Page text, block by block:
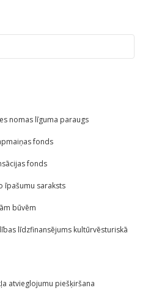
nomas līguma paraugs
fonds
fonds
īpašumu saraksts
būvēm
līdzfinansējums kultūrvēsturiskā
atvieglojumu piešķiršana